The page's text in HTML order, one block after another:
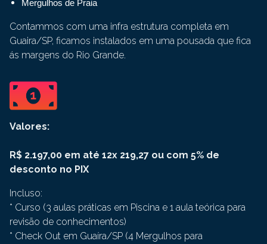
Mergulhos de Praia
Contammos com uma infra estrutura completa em
Guaira/SP, ficamos instalados em uma pousada que fica
ás margens do Rio Grande.
Valores:
R$ 2.197,00 em até 12x 219,27 ou com 5% de
desconto no PIX
Incluso:
* Curso (3 aulas práticas em Piscina e 1 aula teórica para
revisão de conhecimentos)
* Check Out em Guaíra/SP (4 Mergulhos para